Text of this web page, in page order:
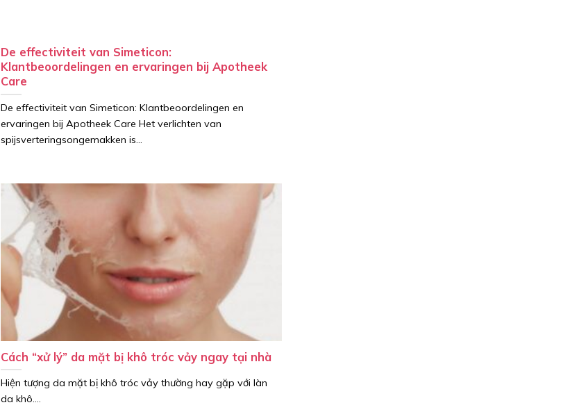
De effectiviteit van Simeticon:
Klantbeoordelingen en ervaringen bij Apotheek
Care
De effectiviteit van Simeticon: Klantbeoordelingen en
ervaringen bij Apotheek Care Het verlichten van
spijsverteringsongemakken is...
Cách “xử lý” da mặt bị khô tróc vảy ngay tại nhà
Hiện tượng da mặt bị khô tróc vảy thường hay gặp với làn
da khô....